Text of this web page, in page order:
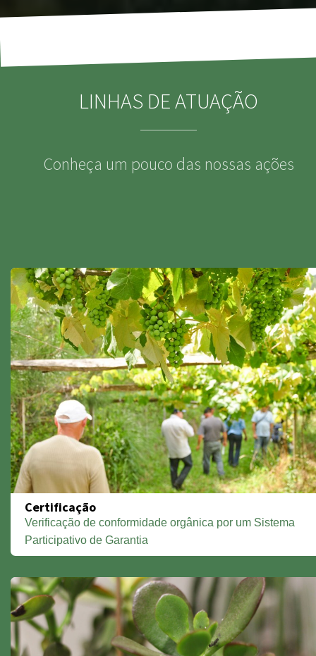
LINHAS DE ATUAÇÃO
Conheça um pouco das nossas ações
Certificação
Verificação de conformidade orgânica por um Sistema
Participativo de Garantia